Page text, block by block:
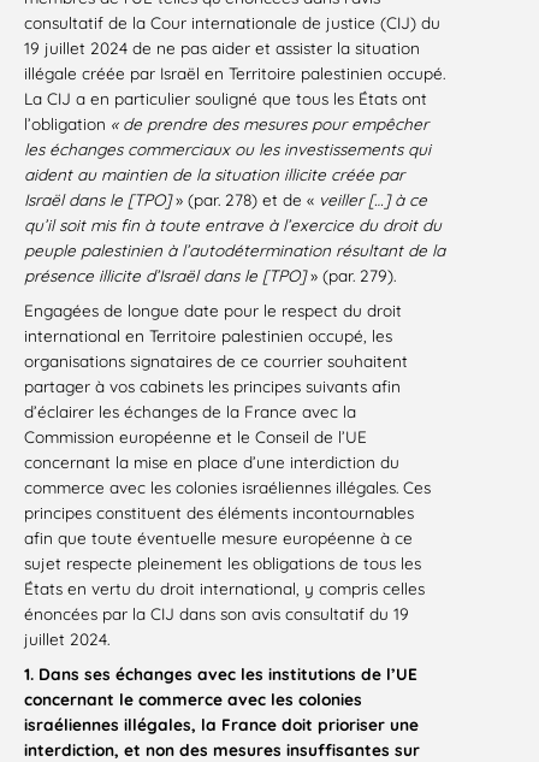
consultatif de la Cour internationale de justice (CIJ) du
19 juillet 2024 de ne pas aider et assister la situation
illégale créée par Israël en Territoire palestinien occupé.
La CIJ a en particulier souligné que tous les États ont
l’obligation « de prendre des mesures pour empêcher
les échanges commerciaux ou les investissements qui
aident au maintien de la situation illicite créée par
Israël dans le [TPO]» (par. 278) et de « veiller […] à ce
qu’il soit mis fin à toute entrave à l’exercice du droit du
peuple palestinien à l’autodétermination résultant de la
présence illicite d’Israël dans le [TPO]» (par. 279).
Engagées de longue date pour le respect du droit
international en Territoire palestinien occupé, les
organisations signataires de ce courrier souhaitent
partager à vos cabinets les principes suivants afin
d’éclairer les échanges de la France avec la
Commission européenne et le Conseil de l’UE
concernant la mise en place d’une interdiction du
commerce avec les colonies israéliennes illégales. Ces
principes constituent des éléments incontournables
afin que toute éventuelle mesure européenne à ce
sujet respecte pleinement les obligations de tous les
États en vertu du droit international, y compris celles
énoncées par la CIJ dans son avis consultatif du 19
juillet 2024.
1. Dans ses échanges avec les institutions de l’UE
concernant le commerce avec les colonies
israéliennes illégales, la France doit prioriser une
interdiction, et non des mesures insuffisantes sur